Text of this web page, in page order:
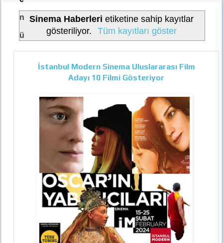
n
ü
Sinema Haberleri etiketine sahip kayıtlar
gösteriliyor.
Tüm kayıtları göster
İstanbul Modern Sinema Uluslararası Film
Adayı 10 Filmi Gösteriyor